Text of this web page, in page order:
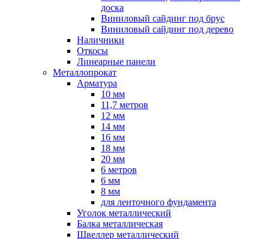
доска
Виниловый сайдинг под брус
Виниловый сайдинг под дерево
Наличники
Откосы
Линеарные панели
Металлопрокат
Арматура
10 мм
11,7 метров
12 мм
14 мм
16 мм
18 мм
20 мм
6 метров
6 мм
8 мм
для ленточного фундамента
Уголок металлический
Балка металлическая
Швеллер металлический